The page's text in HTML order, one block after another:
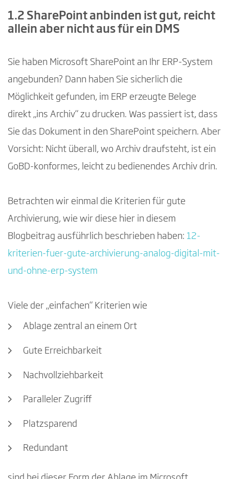
1.2 SharePoint anbinden ist gut, reicht
allein aber nicht aus für ein DMS
Sie haben Microsoft SharePoint an Ihr ERP-System
angebunden? Dann haben Sie sicherlich die
Möglichkeit gefunden, im ERP erzeugte Belege
direkt „ins Archiv“ zu drucken. Was passiert ist, dass
Sie das Dokument in den SharePoint speichern. Aber
Vorsicht: Nicht überall, wo Archiv draufsteht, ist ein
GoBD-konformes, leicht zu bedienendes Archiv drin.
Betrachten wir einmal die Kriterien für gute
Archivierung, wie wir diese hier in diesem
Blogbeitrag ausführlich beschrieben haben: 12-
kriterien-fuer-gute-archivierung-analog-digital-mit-
und-ohne-erp-system
Viele der „einfachen“ Kriterien wie
Ablage zentral an einem Ort
Gute Erreichbarkeit
Nachvollziehbarkeit
Paralleler Zugriff
Platzsparend
Redundant